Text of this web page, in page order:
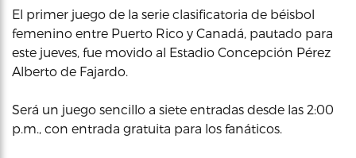
El primer juego de la serie clasificatoria de béisbol
femenino entre Puerto Rico y Canadá, pautado para
este jueves, fue movido al Estadio Concepción Pérez
Alberto de Fajardo.
Será un juego sencillo a siete entradas desde las 2:00
p.m., con entrada gratuita para los fanáticos.